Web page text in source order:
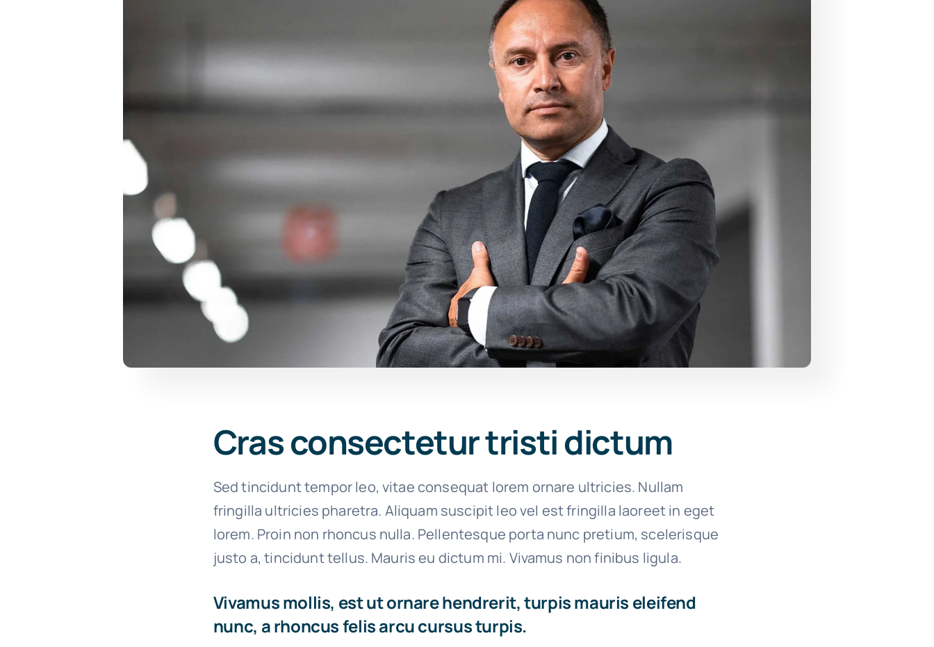
Cras consectetur tristi dictum
Sed tincidunt tempor leo, vitae consequat lorem ornare ultricies. Nullam
fringilla ultricies pharetra. Aliquam suscipit leo vel est fringilla laoreet in eget
lorem. Proin non rhoncus nulla. Pellentesque porta nunc pretium, scelerisque
justo a, tincidunt tellus. Mauris eu dictum mi. Vivamus non finibus ligula.
Vivamus mollis, est ut ornare hendrerit, turpis mauris eleifend
nunc, a rhoncus felis arcu cursus turpis.